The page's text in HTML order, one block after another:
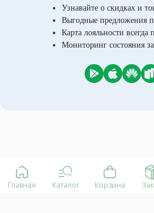
Узнавайте о скидках и
Выгодные предложения
Карта лояльности всегда
Мониторинг состояния
Главная Каталог Корзина